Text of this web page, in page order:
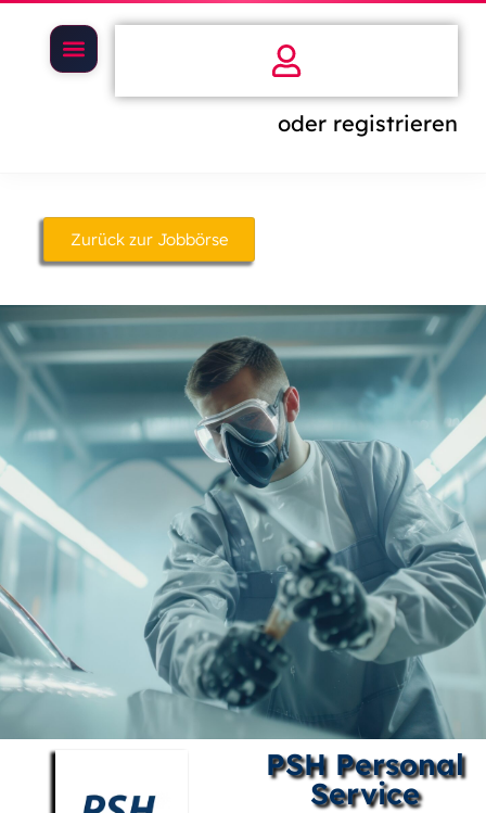
oder registrieren
Zurück zur Jobbörse
PSH Personal
Service